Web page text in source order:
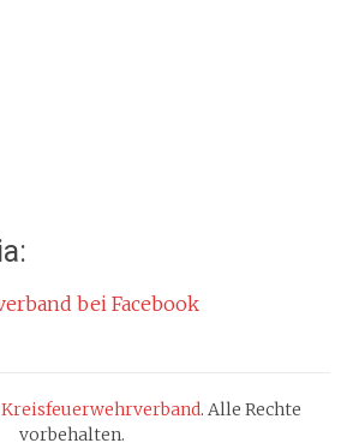
bei Facebook
Kreisfeuerwehrverband. Alle Rechte
vorbehalten.